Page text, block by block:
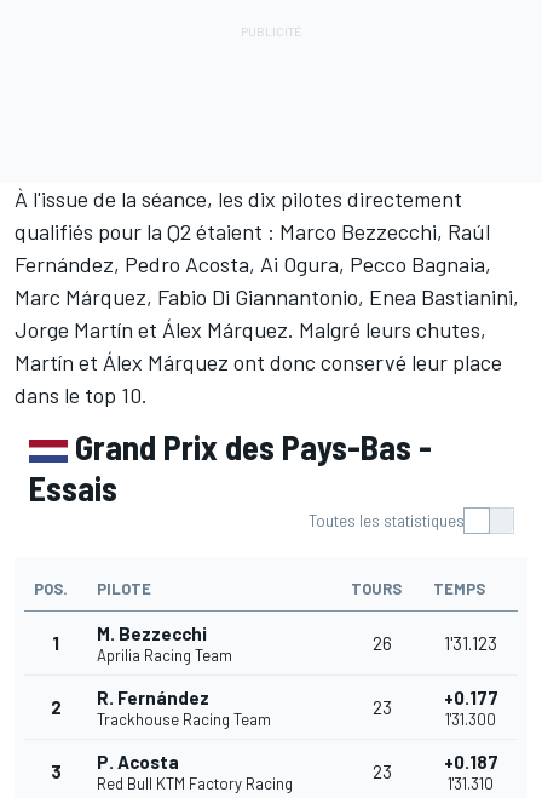
À l'issue de la séance, les dix pilotes directement
qualifiés pour la Q2 étaient : Marco Bezzecchi, Raúl
Fernández, Pedro Acosta, Ai Ogura, Pecco Bagnaia,
Marc Márquez, Fabio Di Giannantonio, Enea Bastianini,
Jorge Martín et Álex Márquez. Malgré leurs chutes,
Martín et Álex Márquez ont donc conservé leur place
dans le top 10.
Grand Prix des Pays-Bas -
Essais
Toutes les statistiques
POS. PILOTE TOURS TEMPS
1 M. Bezzecchi
Aprilia Racing Team
26 1'31.123
2 R. Fernández
Trackhouse Racing Team
23 +0.177
1'31.300
3 P. Acosta
Red Bull KTM Factory Racing
23 +0.187
1'31.310